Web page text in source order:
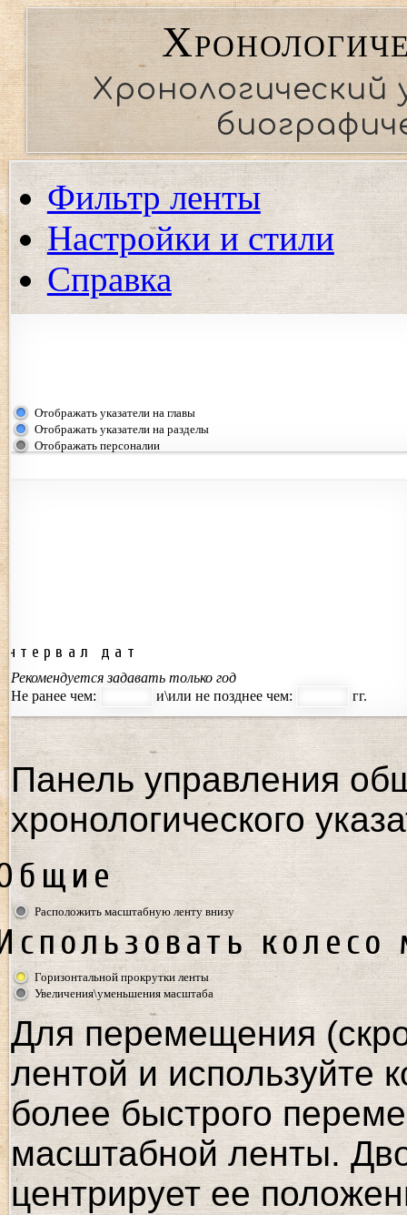
Фильтр ленты
Настройки и стили
Справка
события региона
Отображать указатели на главы
Отображать указатели на разделы
Отображать персоналии
дат
Рекомендуется задавать только год
Не ранее чем:
и\или не позднее чем: гг.
Панель управления
хронологического
Расположить масштабную ленту внизу
Горизонтальной прокрутки ленты
Увеличения\уменьшения масштаба
Для перемещения
лентой и используйте
более быстрого
масштабной ленты.
центрирует ее